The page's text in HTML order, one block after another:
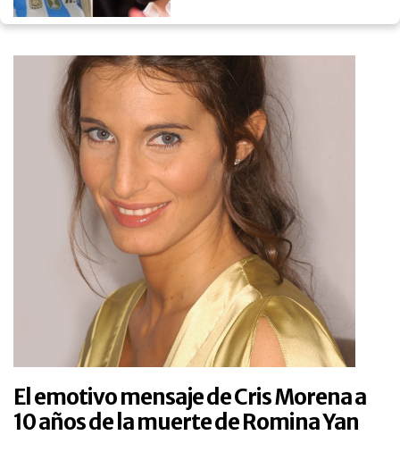
El emotivo mensaje de Cris Morena a
10 años de la muerte de Romina Yan